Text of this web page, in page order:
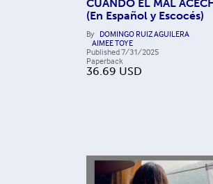
CUANDO EL MAL
(En Español y Escocés)
By DOMINGO RUIZ AGUILERA
AIMEE TOYE
Published7/31/2025
Paperback
36.69 USD